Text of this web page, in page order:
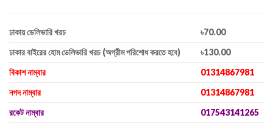
ঢাকায় ডেলিভারি খরচ
৳70.00
ঢাকার বাইরের হোম ডেলিভারি খরচ (অগ্রীম পরিশোধ করতে হবে)
৳130.00
বিকাশ নাম্বার
01314867981
নগদ নাম্বার
01314867981
রকেট নাম্বার
017543141265